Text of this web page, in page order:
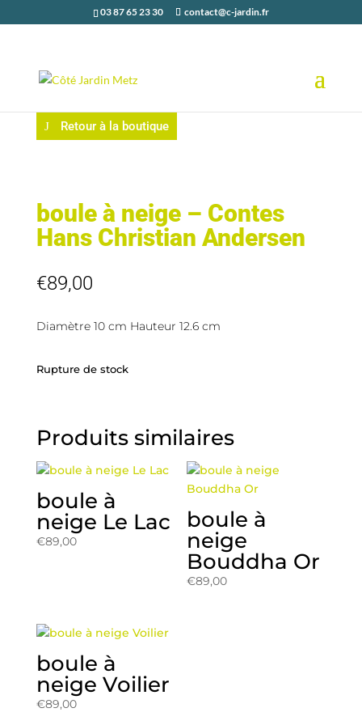
03 87 65 23 30 contact@c-jardin.fr
Retour à la boutique
boule à neige – Contes
Hans Christian Andersen
€89,00
Diamètre 10 cm Hauteur 12.6 cm
Rupture de stock
Produits similaires
boule à
neige Le Lac
€89,00
boule à
neige
Bouddha Or
€89,00
boule à
neige Voilier
€89,00